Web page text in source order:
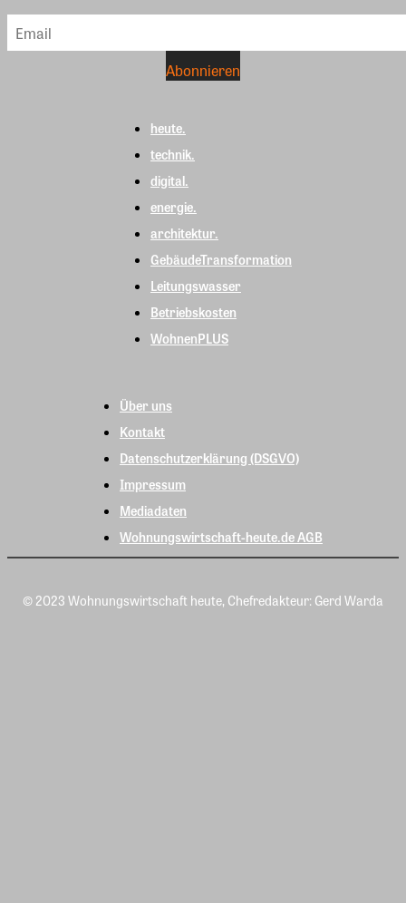
heute.
technik.
digital.
energie.
architektur.
GebäudeTransformation
Leitungswasser
Betriebskosten
WohnenPLUS
Über uns
Kontakt
Datenschutzerklärung (DSGVO)
Impressum
Mediadaten
Wohnungswirtschaft-heute.de AGB
© 2023 Wohnungswirtschaft heute, Chefredakteur: Gerd Warda